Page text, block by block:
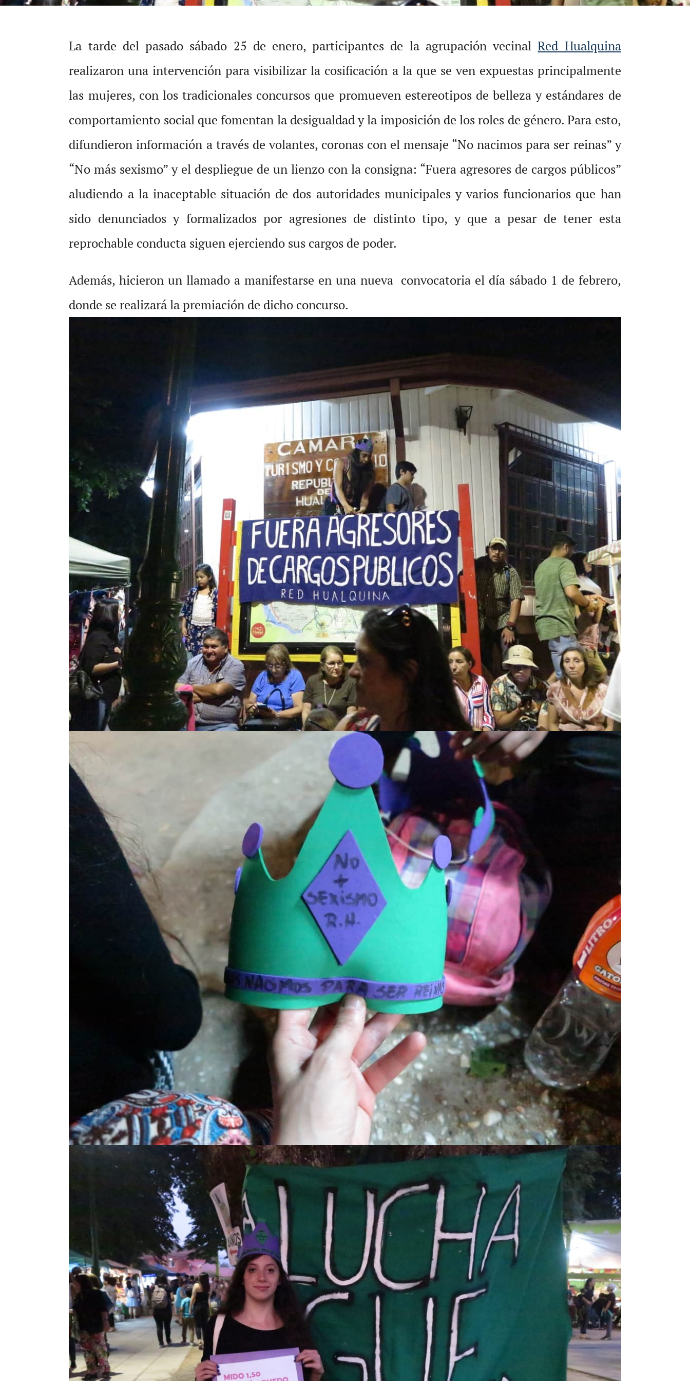
La tarde del pasado sábado 25 de enero, participantes de la agrupación vecinalRed Hualquina
realizaron una intervención para visibilizar la cosificación a la que se ven expuestas principalmente
las mujeres, con los tradicionales concursos que promueven estereotipos de belleza y estándares de
comportamiento social que fomentan la desigualdad y la imposición de los roles de género. Para esto,
difundieron información a través de volantes, coronas con el mensaje “No nacimos para ser reinas” y
“No más sexismo” y el despliegue de un lienzo con la consigna: “Fuera agresores de cargos públicos”
aludiendo a la inaceptable situación de dos autoridades municipales y varios funcionarios que han
sido denunciados y formalizados por agresiones de distinto tipo, y que a pesar de tener esta
reprochable conducta siguen ejerciendo sus cargos de poder.
Además, hicieron un llamado a manifestarse en una nueva convocatoria el día sábado 1 de febrero,
donde se realizará la premiación de dicho concurso.